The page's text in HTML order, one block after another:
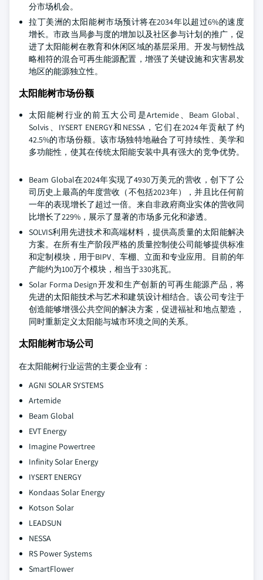
分市场机会。
拉丁美洲的太阳能树市场预计将在2034年以超过6%的速度
增长。市政当局参与度的增加以及社区参与计划的推广，促
进了太阳能树在教育和休闲区域的基层采用。开发与韧性战
略相符的混合可再生能源配置，增强了关键设施和灾害易发
地区的能源独立性。
太阳能树市场份额
太阳能树行业的前五大公司是Artemide、Beam Global、
Solvis、IYSERT ENERGY和NESSA，它们在2024年贡献了约
42.5%的市场份额。该市场独特地融合了可持续性、美学和
多功能性，使其在传统太阳能安装中具有强大的竞争优势。
Beam Global在2024年实现了4930万美元的营收，创下了公
司历史上最高的年度营收（不包括2023年），并且比任何前
一年的表现增长了超过一倍。来自非政府商业实体的营收同
比增长了229%，展示了显著的市场多元化和渗透。
SOLVIS利用先进技术和高端材料，提供高质量的太阳能解决
方案。在所有生产阶段严格的质量控制使公司能够提供标准
和定制模块，用于BIPV、车棚、立面和专业应用。目前的年
产能约为100万个模块，相当于330兆瓦。
Solar Forma Design开发和生产创新的可再生能源产品，将
先进的太阳能技术与艺术和建筑设计相结合。该公司专注于
创造能够增强公共空间的解决方案，促进福祉和地点塑造，
同时重新定义太阳能与城市环境之间的关系。
太阳能树市场公司
在太阳能树行业运营的主要企业有：
AGNI SOLAR SYSTEMS
Artemide
Beam Global
EVT Energy
Imagine Powertree
Infinity Solar Energy
IYSERT ENERGY
Kondaas Solar Energy
Kotson Solar
LEADSUN
NESSA
RS Power Systems
SmartFlower